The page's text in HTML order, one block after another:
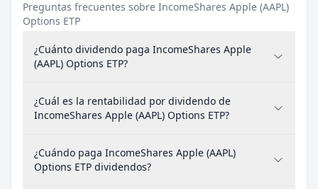
Preguntas frecuentes sobre IncomeShares Apple (AAPL)
Options ETP
¿Cuánto dividendo paga IncomeShares Apple
(AAPL) Options ETP?
¿Cuál es la rentabilidad por dividendo de
IncomeShares Apple (AAPL) Options ETP?
¿Cuándo paga IncomeShares Apple (AAPL)
Options ETP dividendos?